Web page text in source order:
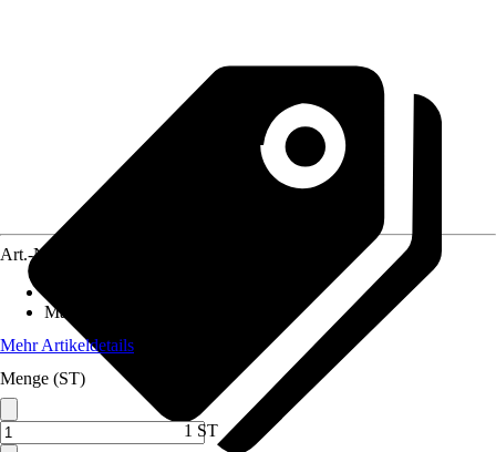
Art.-Nr.
Material
Mehr Artikeldetails
Menge (ST)
1 ST